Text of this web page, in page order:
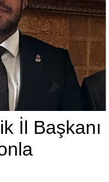
İl Başkanı